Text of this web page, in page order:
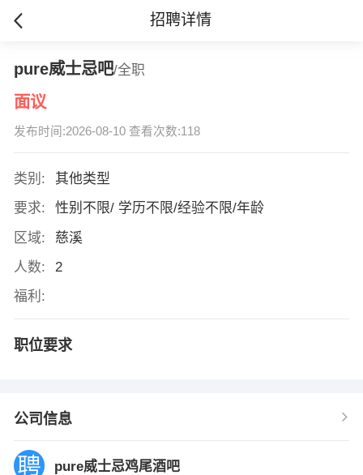
招聘详情
pure威士忌吧/全职
面议
发布时间:2026-08-10 查看次数:118
类别:
其他类型
要求:
性别不限/ 学历不限/经验不限/年龄
区域:
慈溪
人数:
2
福利:
职位要求
公司信息
pure威士忌鸡尾酒吧